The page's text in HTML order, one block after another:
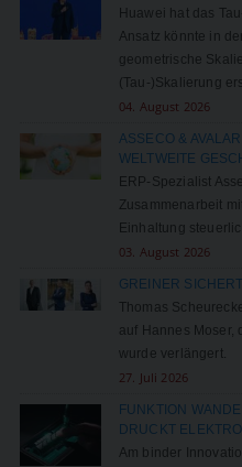
Huawei hat das
Ansatz könnte in
geometrische
(Tau-)Skalierung
04. August 2026
ASSECO &
WELTWEITE
ERP-Spezialist
Zusammenarbeit
Einhaltung
03. August 2026
GREINER
Thomas
auf Hannes Moser,
wurde verlängert.
27. Juli 2026
FUNKTION
DRUCKT
Am binder